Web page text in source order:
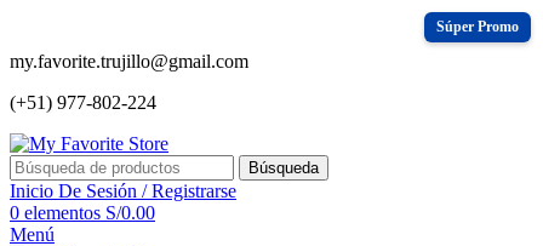
my.favorite.trujillo@gmail.com
(+51) 977-802-224
Búsqueda
Inicio De Sesión / Registrarse
0 elementos S/0.00
Menú